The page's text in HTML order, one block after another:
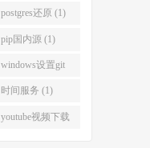
(1)
postgres还原 (1)
pip国内源 (1)
windows设置git
代理 (1)
时间服务 (1)
youtube视频下载